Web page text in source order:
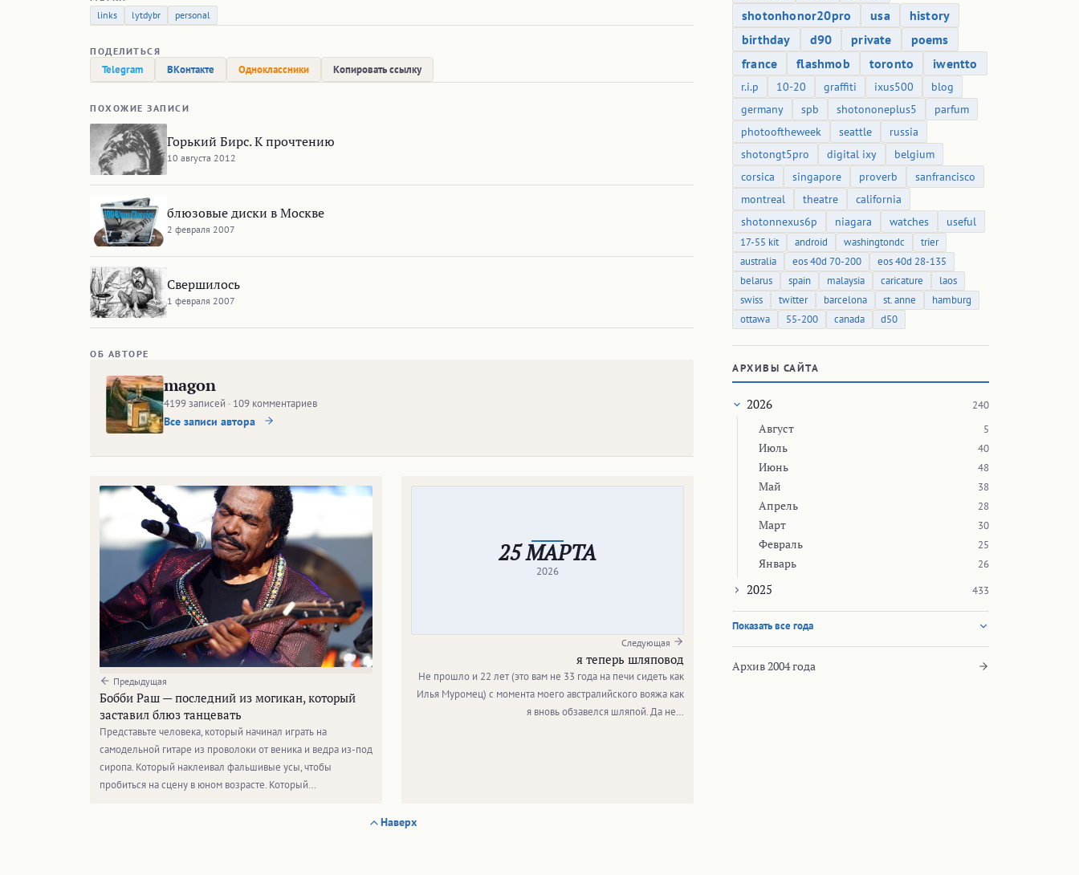
links
lytdybr personal
ПОДЕЛИТЬСЯ
Telegram ВКонтакте Одноклассники Копировать ссылку
ПОХОЖИЕ ЗАПИСИ
Горький Бирс. К прочтению
10 августа 2012
блюзовые диски в Москве
2 февраля 2007
Свершилось
1 февраля 2007
ОБ АВТОРЕ
magon
4199 записей · 109 комментариев
Все записи автора
Предыдущая
Бобби Раш — последний из могикан, который
заставил блюз танцевать
Представьте человека, который начинал играть на
самодельной гитаре из проволоки от веника и ведра из-под
сиропа. Который наклеивал фальшивые усы, чтобы
пробиться на сцену в юном возрасте. Который…
25 МАРТА
2026
Следующая
я теперь шляповод
Не прошло и 22 лет (это вам не 33 года на печи сидеть как
Илья Муромец) с момента моего австралийского вояжа как
я вновь обзавелся шляпой. Да не…
Наверх
shotonhonor20pro
usa
history
birthday
d90 private
poems
france
flashmob toronto iwentto
r.i.p 10-20 graffiti ixus500
blog
germany
spb shotononeplus5
parfum
photooftheweek
seattle
russia
shotongt5pro
digital ixy
belgium
corsica
singapore proverb
sanfrancisco
montreal
theatre
california
shotonnexus6p
niagara watches useful
17-55 kit android washingtondc
trier
australia
eos 40d 70-200
eos 40d 28-135
belarus
spain malaysia caricature
laos
swiss
twitter barcelona st. anne
hamburg
ottawa
55-200 canada d50
АРХИВЫ САЙТА
2026 240
Август 5
Июль 40
Июнь 48
Май 38
Апрель 28
Март 30
Февраль 25
Январь 26
2025 433
Показать все года
Архив 2004 года